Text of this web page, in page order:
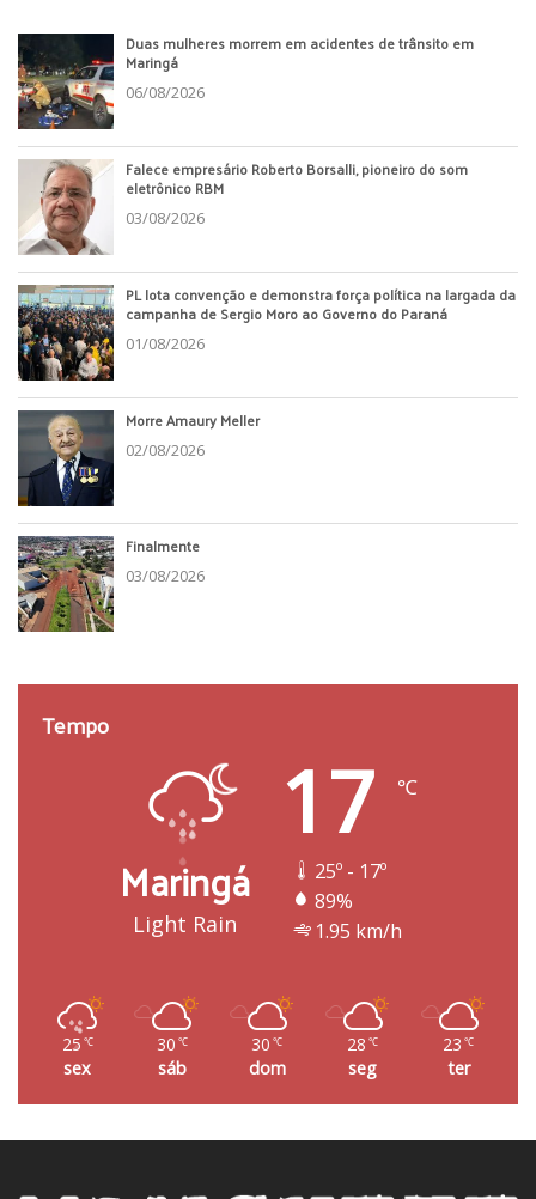
Duas mulheres morrem em acidentes de trânsito em
Maringá
06/08/2026
Falece empresário Roberto Borsalli, pioneiro do som
eletrônico RBM
03/08/2026
PL lota convenção e demonstra força política na largada da
campanha de Sergio Moro ao Governo do Paraná
01/08/2026
Morre Amaury Meller
02/08/2026
Finalmente
03/08/2026
Tempo
Maringá
Light Rain
17 ℃
25º - 17º
89%
1.95 km/h
25 ℃
sex
30 ℃
sáb
30 ℃
dom
28 ℃
seg
23 ℃
ter